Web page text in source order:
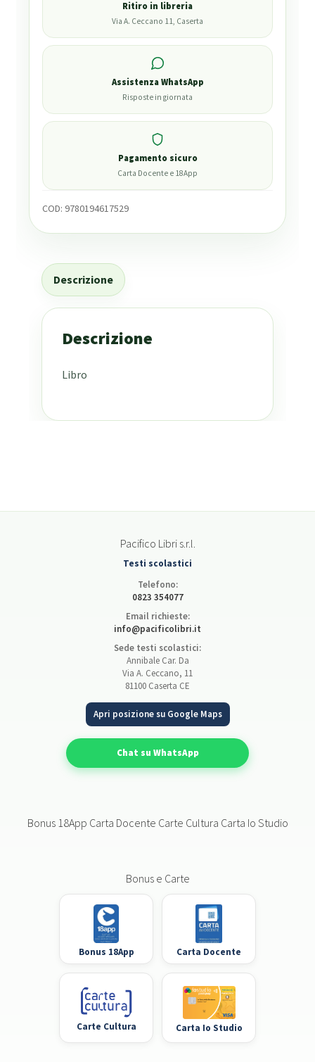
Ritiro in libreria
Via A. Ceccano 11, Caserta
Assistenza WhatsApp
Risposte in giornata
Pagamento sicuro
Carta Docente e 18App
COD: 9780194617529
Descrizione
Descrizione
Libro
Pacifico Libri s.r.l.
Testi scolastici
Telefono:
0823 354077
Email richieste:
info@pacificolibri.it
Sede testi scolastici:
Annibale Car. Da
Via A. Ceccano, 11
81100 Caserta CE
Apri posizione su Google Maps
Chat su WhatsApp
Bonus 18App Carta Docente Carte Cultura Carta Io Studio
Bonus e Carte
Bonus 18App Carta Docente
Carte Cultura Carta Io Studio